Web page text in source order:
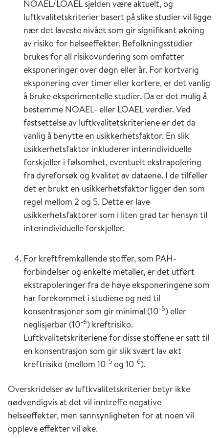
enkelte forhold vil imidlertid immunforsvaret
kunne føre til økt vekst av kreftcellene og
akselerere kreftutviklingen.
imidlertid noe brukt.
Ulike typer befolkningsstudier
Tidsrekkestudier
Det ble tidligere ofte brukt for å studere akutte
helseeffekter av kortvarig eksponering for
luftforurensning. I disse studiene estimeres hvordan
(ofte daglige) variasjoner i luftforurensning
korrelerer med ulike helseutfall (ofte per døgn), slik
som antall sykehusinnleggelser eller antall døde (per
døgn). Studiene er altså økologiske og utføres på et
geografisk avgrenset område med faste målinger av
luftforurensningskomponenter over en viss tid.
Fordelen med tidsrekkestudier er at de gjerne
omfatter store befolkningsgrupper på flere hundre
tusen personer. Ulempene er at
eksponeringskarakteriseringen vanligvis er meget
de målestasjonene som er i byen) og dette kan føre
til feilklassifisering. Dessuten foreligger forstyrrende
(konfunderende) faktorer som for eksempel
sosioøkonomi, bare på gruppenivå. Det kan føre til
at man finner tilsynelatende sammenhenger mellom
luftforurensning og helse, eller at sammenhenger i
undergrupper slik som sårbare individer ikke
oppdages. Årsaken er at tidsrekkedesignet ikke
tillater kontroll for individuelle faktorer.
annet formål. Den største fordelen er at de kan
utføres raskere ettersom datainnsamlingen
allerede er utført. Ufullstendige data på
forstyrrende faktorer er imidlertid et problem.
Kvaliteten på eksponeringsdata kan variere
betydelig og er ofte mangelfull og ikke tilpasset
formålet sammenlignet med en prospektiv
kohortstudie.
Tverrsnittstudier
Tverrsnittstudier måler både responsen og
eksponeringen samtidig, på ett tidspunkt eller i
løpet av en kort tidsperiode på et utvalg
individer. Disse følges ikke opp over tid, og
studien blir dermed et «øyeblikksbilde» av en
forekomst i et utvalg på et bestemt tidspunkt.
Denne typen studier er først og fremst
mer konkluderende studier med individer som
følges over tid. Tverrsnittstudier kan ikke gi
informasjon om årsak og virkning.
Kasus-kontrollstudier
Kasus-kontrollstudier tar utgangspunkt i en
gruppe individer med en aktuell sykdom (kasus)
og en tilsvarende gruppe individer uten den
slike studier er å undersøke helseeffektene etter
eksponering for forurensning i en gruppe
mennesker med en spesiell type sykdom
sammenlignet med en kontrollgruppe.
NOAEL/LOAEL sjelden være aktuelt, og
luftkvalitetskriterier basert på slike studier vil ligge
nær det laveste nivået som gir signifikant økning
av risiko for helseeffekter. Befolkningsstudier
brukes for all risikovurdering som omfatter
eksponeringer over døgn eller år. For kortvarig
eksponering over timer eller kortere, er det vanlig
å bruke eksperimentelle studier. Da er det mulig å
bestemme NOAEL- eller LOAEL verdier. Ved
fastsettelse av luftkvalitetskriteriene er det da
vanlig å benytte en usikkerhetsfaktor. En slik
usikkerhetsfaktor inkluderer interindividuelle
forskjeller i følsomhet, eventuelt ekstrapolering
fra dyreforsøk og kvalitet av dataene. I de tilfeller
det er brukt en usikkerhetsfaktor ligger den som
regel mellom 2 og 5. Dette er lave
usikkerhetsfaktorer som i liten grad tar hensyn til
interindividuelle forskjeller.
For kreftfremkallende stoffer, som PAH-
forbindelser og enkelte metaller, er det utført
ekstrapoleringer fra de høye eksponeringene som
har forekommet i studiene og ned til
konsentrasjoner som gir minimal (10-5) eller
neglisjerbar (10-6) kreftrisiko.
Luftkvalitetskriteriene for disse stoffene er satt til
en konsentrasjon som gir slik svært lav økt
kreftrisiko (mellom 10-5 og 10-6).
Overskridelser av luftkvalitetskriterier betyr ikke
nødvendigvis at det vil inntreffe negative
helseeffekter, men sannsynligheten for at noen vil
oppleve effekter vil øke.